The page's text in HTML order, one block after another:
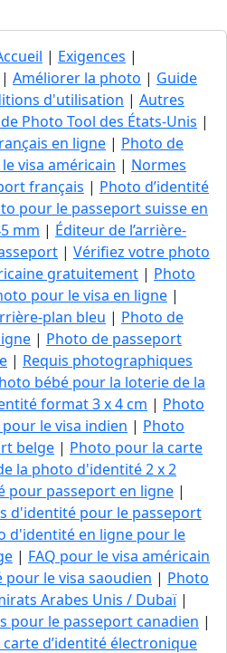
| Exigences |
| Améliorer la photo | Guide
d'utilisation | Autres
Photo Tool des États-Unis |
en ligne | Photo de
visa américain | Normes
français | Photo d’identité
pour le passeport suisse en
mm | Éditeur de l’arrière-
| Vérifiez votre photo
gratuitement | Photo
pour le visa en ligne |
plan bleu | Photo de
| Photo de passeport
| Requis photographiques
bébé pour la loterie de la
format 3 x 4 cm | Photo
le visa indien | Photo
belge | Photo pour la carte
la photo d'identité 2 x 2
pour passeport en ligne |
d'identité pour le passeport
d'identité en ligne pour le
| FAQ pour le visa américain
le visa saoudien | Photo
Arabes Unis / Dubaï|
pour le passeport canadien |
d’identité électronique